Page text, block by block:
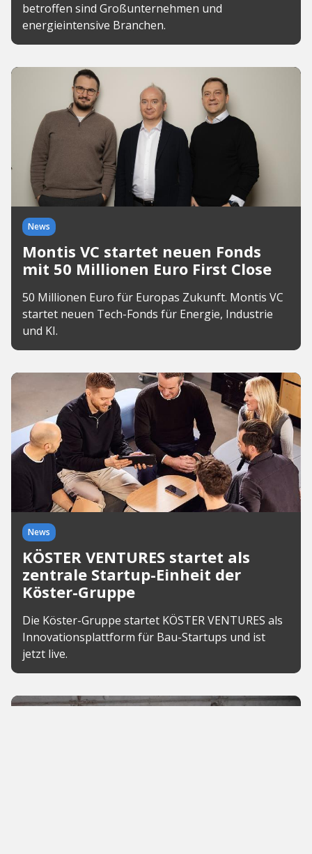
betroffen sind Großunternehmen und
energieintensive Branchen.
News
Montis VC startet neuen Fonds
mit 50 Millionen Euro First Close
50 Millionen Euro für Europas Zukunft. Montis VC
startet neuen Tech-Fonds für Energie, Industrie
und KI.
News
KÖSTER VENTURES startet als
zentrale Startup-Einheit der
Köster-Gruppe
Die Köster-Gruppe startet KÖSTER VENTURES als
Innovationsplattform für Bau-Startups und ist
jetzt live.